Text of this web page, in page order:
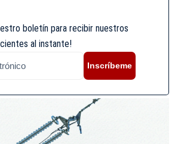
boletín para recibir nuestros
al instante!
Inscríbeme